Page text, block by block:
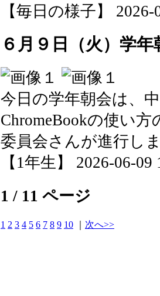
【毎日の様子】
６月９日（火）学年
今日の学年朝会は、
ChromeBookの使い
委員会さんが進行し
【1年生】 2026-06-09
1 / 11 ページ
1 2 3 4 5 6 7 8 9 10 次へ>>